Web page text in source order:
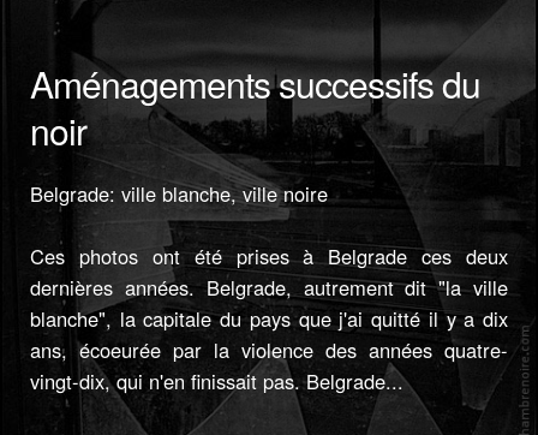
Aménagements successifs du
noir
Belgrade: ville blanche, ville noire
Ces photos ont été prises à Belgrade ces deux
dernières années. Belgrade, autrement dit "la ville
blanche", la capitale du pays que j'ai quitté il y a dix
ans, écoeurée par la violence des années quatre-
vingt-dix, qui n'en finissait pas. Belgrade...